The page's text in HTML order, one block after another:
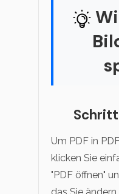
Schritt
Um PDF in
klicken Sie
"PDF öffnen"